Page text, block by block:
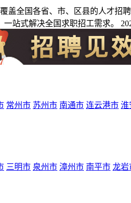
盖全国各省、市、区县的人才
站式解决全国求职招工需求。
常州市 苏州市 南通市 连云港市 淮
三明市 泉州市 漳州市 南平市 龙岩